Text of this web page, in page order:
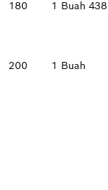
180 1 Buah
200 1 Buah